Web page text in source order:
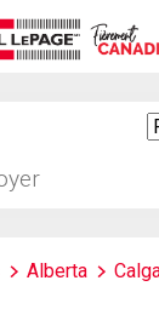
Alberta